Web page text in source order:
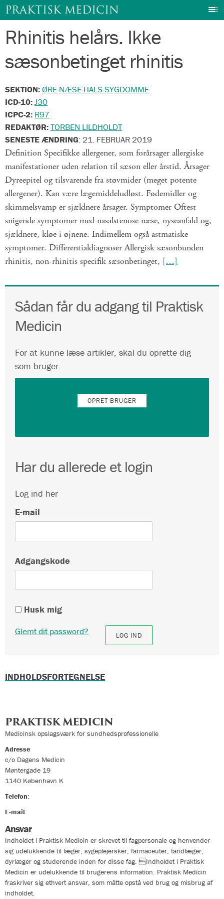
Gå
indhold
PRAKTISK MEDICIN
Rhinitis helårs. Ikke
sæsonbetinget rhinitis
SEKTION:ØRE-NÆSE-HALS-SYGDOMME
ICD-10:J30
ICPC-2: R97
REDAKTØR:TORBEN LILDHOLDT
SENESTE ÆNDRING: 21. FEBRUAR 2019
Definition Specifikke allergener, som forårsager allergiske
manifestationer uden relation til sæson eller årstid. Årsager
Dyreepitel og tilsvarende fra støvmider (meget potente
allergener). Kan være lægemiddeludløst. Fødemidler og
skimmelsvamp er sjældnere årsager. Symptomer Oftest
snigende symptomer med nasalstenose næse, nyseanfald og,
sjældnere, kløe i øjnene. Indimellem også astmatiske
symptomer. Differentialdiagnoser Allergisk sæsonbunden
rhinitis, non-rhinitis specifik sæsonbetinget, […]
Sådan får du adgang til Praktisk
Medicin
For at kunne læse artikler, skal du oprette dig
som bruger.
OPRET BRUGER
Har du allerede et login
Log ind her
E-mail
Adgangskode
Husk mig
Glemt dit password?
INDHOLDSFORTEGNELSE
PRAKTISK MEDICIN
Medicinsk opslagsværk for sundhedsprofessionelle
Adresse
c/o Dagens Medicin
Møntergade 19
1140 København K
Telefon:
E-mail:
Ansvar
Indholdet i Praktisk Medicin er skrevet til fagpersonale og henvender
sig udelukkende til læger, sygeplejersker, farmaceuter, tandlæger,
dyrlæger og studerende inden for disse fag. Indholdet i Praktisk
Medicin er udelukkende til brugerens information. Praktisk Medicin
fraskriver sig ethvert ansvar, som måtte opstå ved brug og misbrug af
indholdet.